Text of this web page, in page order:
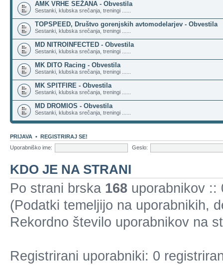
AMK VRHE SEŽANA - Obvestila
Sestanki, klubska srečanja, treningi ......
TOPSPEED, Društvo gorenjskih avtomodelarjev - Obvestila
Sestanki, klubska srečanja, treningi ......
MD NITROINFECTED - Obvestila
Sestanki, klubska srečanja, treningi ......
MK DITO Racing - Obvestila
Sestanki, klubska srečanja, treningi ......
MK SPITFIRE - Obvestila
Sestanki, klubska srečanja, treningi ......
MD DROMIOS - Obvestila
Sestanki, klubska srečanja, treningi ......
PRIJAVA • REGISTRIRAJ SE!
Uporabniško ime:
Geslo:
KDO JE NA STRANI
Po strani brska 168 uporabnikov ::
(Podatki temeljijo na uporabnikih,
Rekordno število uporabnikov na
Registrirani uporabniki: 0